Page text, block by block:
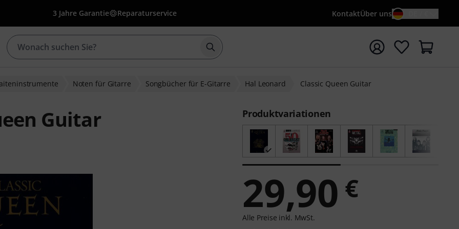
3 Jahre Garantie Reparaturservice KontaktÜber uns
Suche mit Suchwort {searchTerm} starten
Noten für Gitarre Songbücher für E-Gitarre Hal Leonard Classic Queen Guitar
Guitar Produktvariationen
29,90 €
Alle Preise inkl. MwSt.